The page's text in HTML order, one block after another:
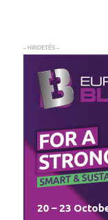
– HIRDETÉS –